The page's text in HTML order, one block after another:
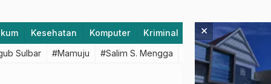
Kesehatan Komputer Kriminal Lifestyle
Sulbar #Mamuju #Salim S. Mengga #featured #Polda
×